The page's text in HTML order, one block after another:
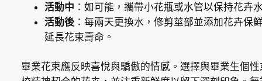
活動中 ：如可能，攜帶小花瓶或水管以保持花卉
活動後：每兩天更換水，修剪莖部並添加花卉保
延長花束壽命。
畢業花束應反映喜悅與驕傲的情感。選擇與畢業生個性